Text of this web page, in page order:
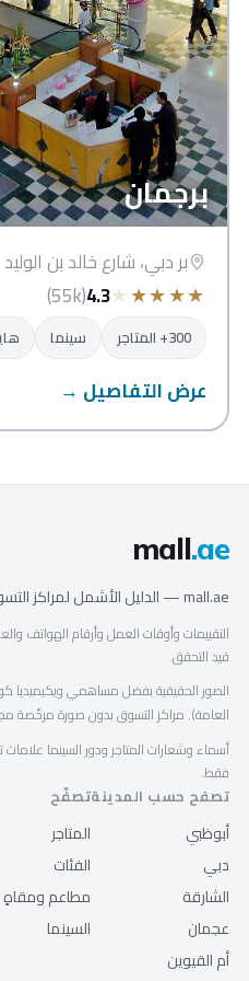
برجمان
بر دبي، شارع خالد بن الوليد
★
★
★
★
★
4.3
(55k)
300+ المتاجر سينما
عرض التفاصيل →
mall.ae
mall.ae — الدليل الأشمل لمراكز التسوق في إمارات الدولة السبع.
التقييمات وأوقات العمل وأرقام الهواتف
قيد التحقق.
الصور الحقيقية بفضل مساهمي ويكيميديا
العامة). مراكز التسوق بدون صورة مرخّصة
أسماء وشعارات المتاجر ودور السينما
فقط.
تصفح حسب المدينة
أبوظبي
دبي
الشارقة
عجمان
أم القيوين
تصفّح
المتاجر
الفئات
مطاعم ومقاهٍ
السينما